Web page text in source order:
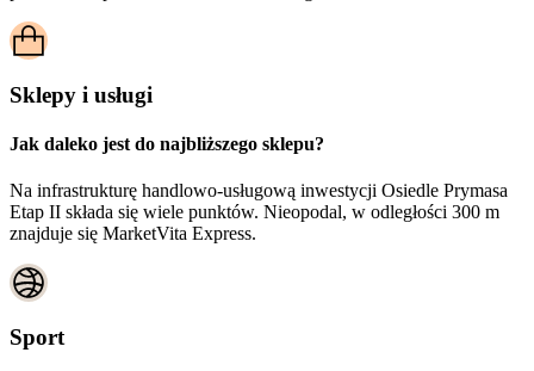
Sklepy i usługi
Jak daleko jest do najbliższego sklepu?
Na infrastrukturę handlowo-usługową inwestycji Osiedle Prymasa
Etap II składa się wiele punktów. Nieopodal, w odległości 300 m
znajduje się MarketVita Express.
Sport